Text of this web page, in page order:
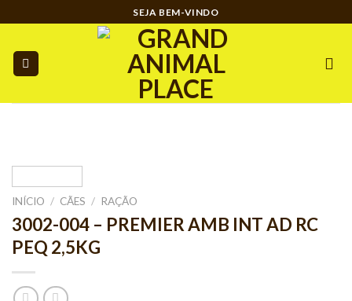
para
conteúdo
SEJA BEM-VINDO
INÍCIO / CÃES / RAÇÃO
3002-004 – PREMIER AMB INT AD RC
PEQ 2,5KG